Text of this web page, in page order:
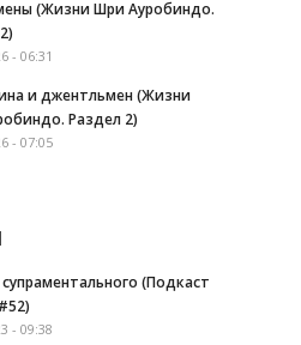
(Жизни Шри Ауробиндо.
- 06:31
и джентльмен (Жизни
Раздел 2)
- 07:05
(Подкаст
- 09:38